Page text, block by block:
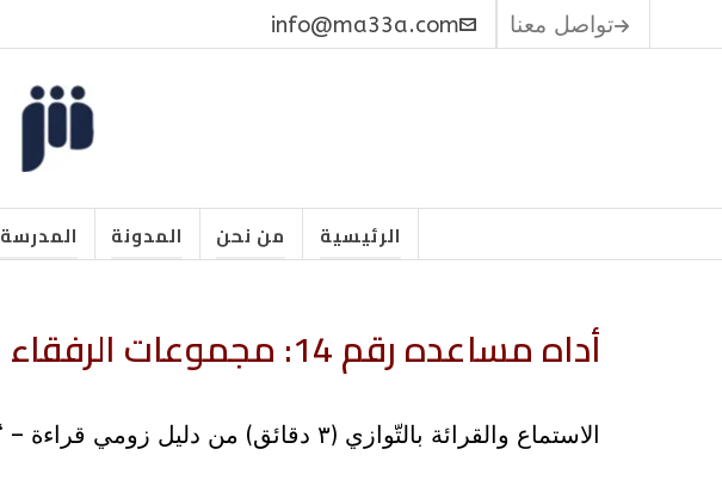
تواصل معنا info@ma33a.com
الرئيسية من نحن المدونة المدرسة
أداه مساعده رقم 14: مجموعات الرفقاء الناصحين
الاستماع والقرائة بالتّوازي (٣ دقائق) من دليل زومي قراءة – “مجموعات الرفقاء الناصحين” إنّ تلمذة تلاميذ يُتلمِذون تلاميذ تعني صنع…